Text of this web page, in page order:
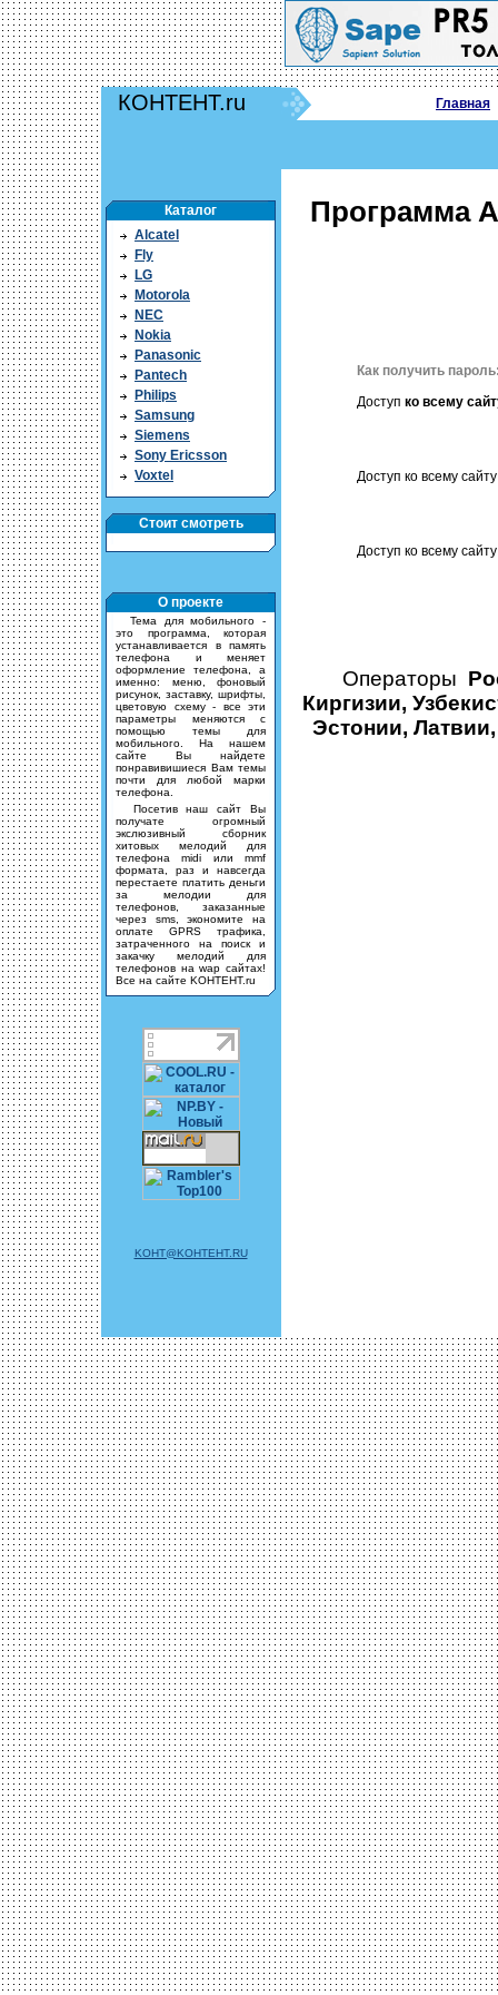
КОНТЕНТ.ru Главная
Каталог
Alcatel
Fly
LG
Motorola
NEC
Nokia
Panasonic
Pantech
Philips
Samsung
Siemens
Sony Ericsson
Voxtel
Стоит смотреть
О проекте
Тема для мобильного -
это программа, которая
устанавливается в память
телефона и меняет
оформление телефона, а
именно: меню, фоновый
рисунок, заставку, шрифты,
цветовую схему - все эти
параметры меняются с
помощью темы для
мобильного. На нашем
сайте Вы найдете
понравивишиеся Вам темы
почти для любой марки
телефона.
Посетив наш сайт Вы
получате огромный
экслюзивный сборник
хитовых мелодий для
телефона midi или mmf
формата, раз и навсегда
перестаете платить деньги
за мелодии для
телефонов, заказанные
через sms, экономите на
оплате GPRS трафика,
затраченного на поиск и
закачку мелодий для
телефонов на wap сайтах!
Все на сайте KOHTEHT.ru
KOHT@KOHTEHT.RU
Программа
Как получить
Доступ ко всему
Доступ ко всему
Доступ ко всему
Операторы
Киргизии,
Эстонии,